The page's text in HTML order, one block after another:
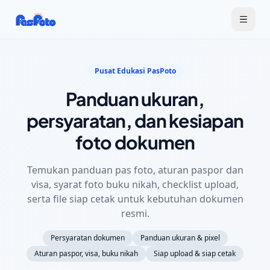
Pusat Edukasi PasPoto
Panduan ukuran,
persyaratan, dan kesiapan
foto dokumen
Temukan panduan pas foto, aturan paspor dan
visa, syarat foto buku nikah, checklist upload,
serta file siap cetak untuk kebutuhan dokumen
resmi.
Persyaratan dokumen
Panduan ukuran & pixel
Aturan paspor, visa, buku nikah
Siap upload & siap cetak